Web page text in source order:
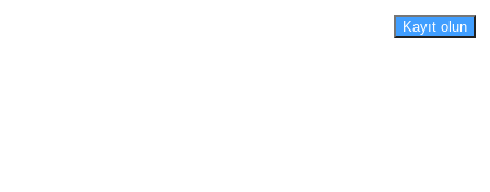
Kayıt olun